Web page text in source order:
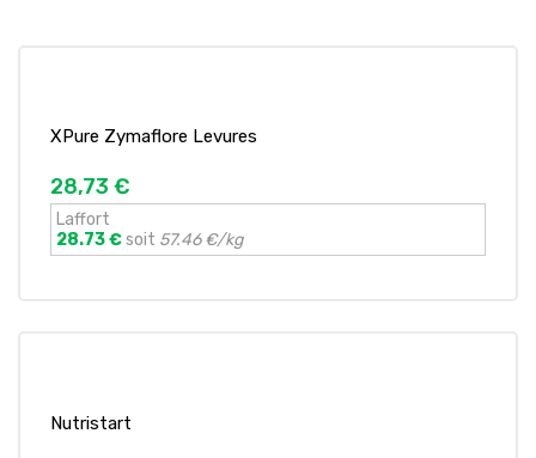
XPure Zymaflore Levures
28,73 €
Laffort
28.73 €soit 57.46 €/kg
Nutristart